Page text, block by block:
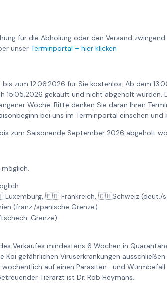
für die Abholung oder den Versand
unser Terminportal – hier klicken
zum 12.06.2026 für Sie kostenlos. Ab dem
15.05.2026 gekauft und nicht abgeholt wurden.
Woche. Bitte denken Sie daran Ihren
bei uns im Terminportal einsehen und
zum Saisonende September 2026 abgeholt
🇫🇷 Frankreich, 🇨🇭Schweiz (deut./
(franz./spanische Grenze)
Grenze)
Verkaufes mindestens 6 Wochen in
gefährlichen Viruserkrankungen ausschließen
wöchentlich auf einen Parasiten- und Wurmbefall
Tierarzt ist Dr. Rob Heymans.